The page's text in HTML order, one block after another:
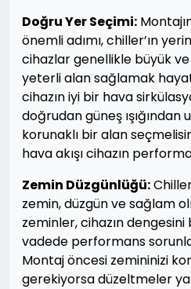
Doğru Yer Seçimi:
önemli adımı, chiller’ın
cihazlar genellikle büyük ve
yeterli alan sağlamak
cihazın iyi bir hava
doğrudan güneş ışığından
korunaklı bir alan
hava akışı cihazın
Zemin Düzgünlüğü:
zemin, düzgün ve sağlam
zeminler, cihazın
vadede performans
Montaj öncesi zemininizi
gerekiyorsa düzeltmeler